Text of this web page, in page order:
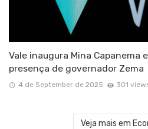
Vale inaugura Mina Capanema
presença de governador Zema
4 de September de 2025 301
Veja mais em